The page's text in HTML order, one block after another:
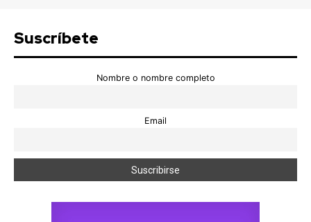
Suscríbete
Nombre o nombre completo
Email